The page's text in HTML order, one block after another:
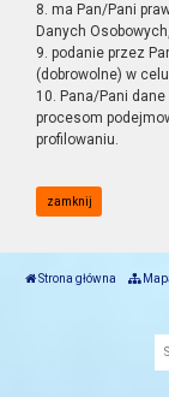
8. ma Pan/Pani
Danych Osobowych,
9. podanie przez
(dobrowolne) w
10. Pana/Pani
procesom
profilowaniu.
zamknij
Strona główna